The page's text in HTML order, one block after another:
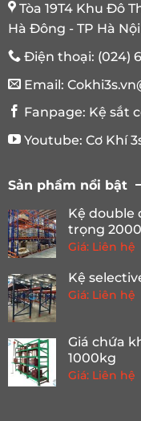
Tòa 19T4 Khu Đô
Hà Đông - TP Hà Nội
Điện thoại: (024)
Email:
Fanpage: Kệ sắt
Youtube: Cơ Khí
Sản phẩm nổi bật
Kệ double
trọng
Giá: Liên hệ
Kệ
Giá: Liên hệ
Giá chứa
1000kg
Giá: Liên hệ